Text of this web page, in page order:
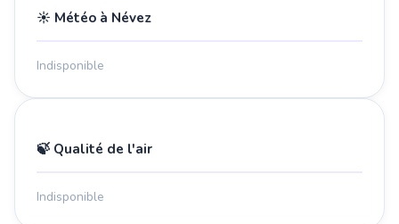
☀️ Météo à Névez
Indisponible
🍃 Qualité de l'air
Indisponible